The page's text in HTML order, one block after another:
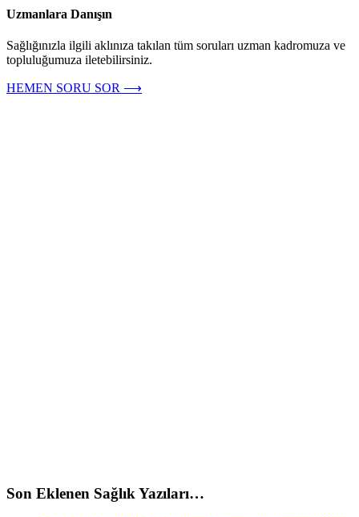
Uzmanlara Danışın
Sağlığınızla ilgili aklınıza takılan tüm soruları uzman kadromuza ve
topluluğumuza iletebilirsiniz.
HEMEN SORU SOR ⟶
Son Eklenen Sağlık Yazıları…